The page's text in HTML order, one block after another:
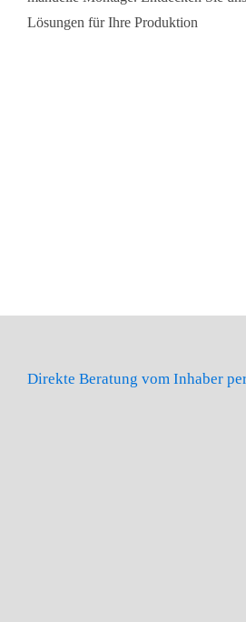
Lösungen für Ihre Produktion
Direkte Beratung vom Inhaber